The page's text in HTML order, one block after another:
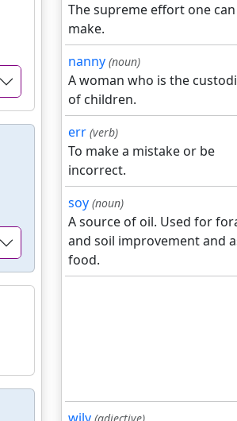
The supreme effort one can
make.
nanny (noun)
A woman who is the
of children.
err (verb)
To make a mistake or be
incorrect.
soy (noun)
A source of oil. Used for
and soil improvement and
food.